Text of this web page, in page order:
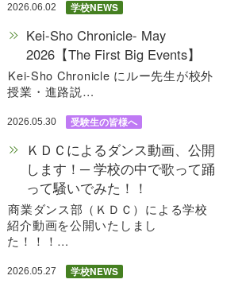
2026.06.02 学校NEWS
Kei-Sho Chronicle- May
2026【The First Big Events】
Kei-Sho Chronicle にルー先生が校外
授業・進路説…
2026.05.30 受験生の皆様へ
ＫＤＣによるダンス動画、公開
します！─ 学校の中で歌って踊
って騒いでみた！！
商業ダンス部（ＫＤＣ）による学校
紹介動画を公開いたしまし
た！！！…
2026.05.27 学校NEWS